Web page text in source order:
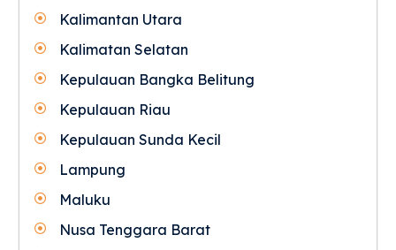
Kalimantan Utara
Kalimatan Selatan
Kepulauan Bangka Belitung
Kepulauan Riau
Kepulauan Sunda Kecil
Lampung
Maluku
Nusa Tenggara Barat